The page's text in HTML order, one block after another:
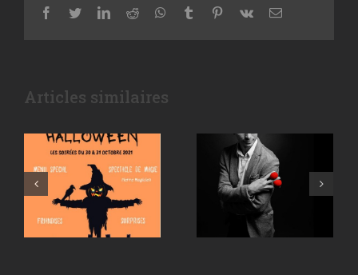
Facebook
TwitterLinkedIn
Reddit WhatsApp
Tumblr Pinterest
Vk Email
Articles similaires
au restaurant à
Chambéry
un magicien !